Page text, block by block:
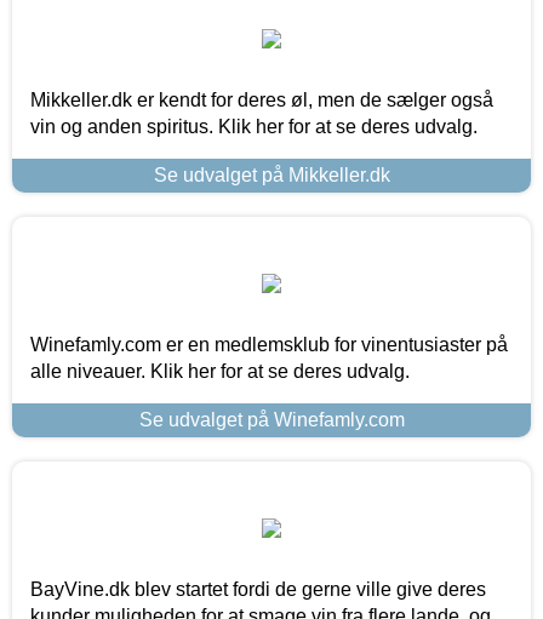
Mikkeller.dk er kendt for deres øl, men de sælger også
vin og anden spiritus. Klik her for at se deres udvalg.
Se udvalget på Mikkeller.dk
Winefamly.com er en medlemsklub for vinentusiaster på
alle niveauer. Klik her for at se deres udvalg.
Se udvalget på Winefamly.com
BayVine.dk blev startet fordi de gerne ville give deres